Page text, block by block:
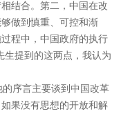
结合。第二，中国在改
做到慎重、可控和渐
程中，中国政府的执行
生提到的这两点，我认为
序言主要谈到中国改革
果没有思想的开放和解